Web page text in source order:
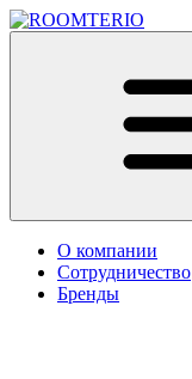
О компании
Сотрудничество
Бренды